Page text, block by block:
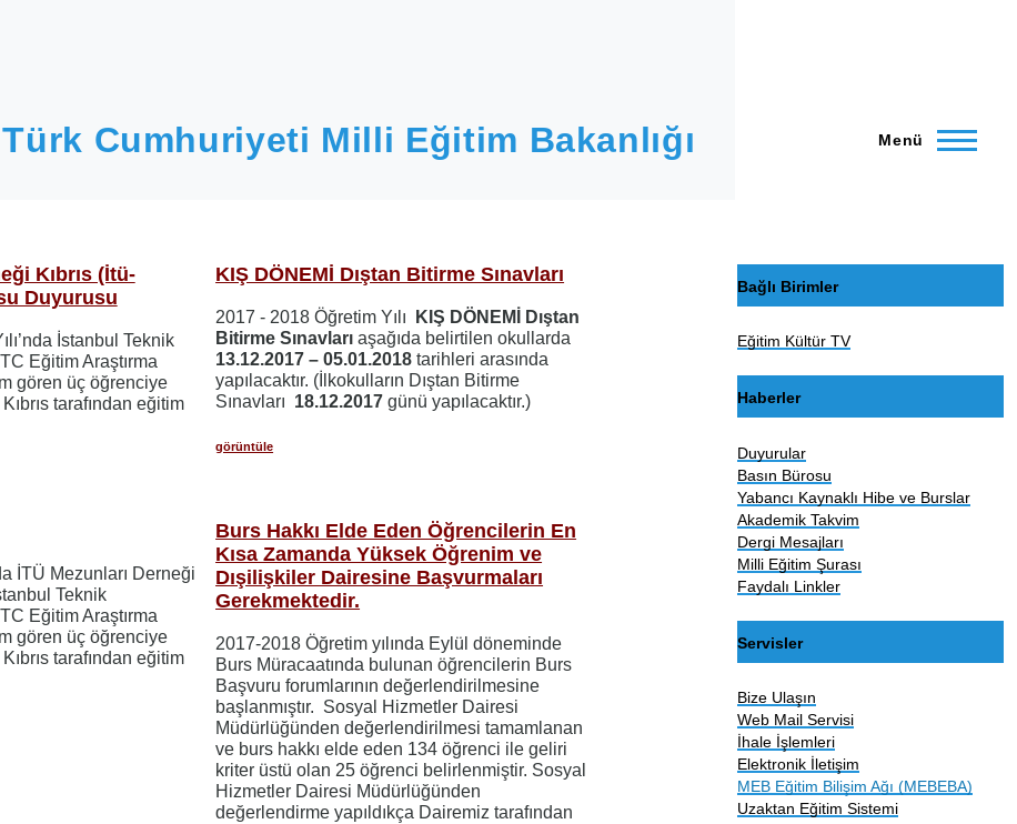
Türk Cumhuriyeti Milli Eğitim Bakanlığı Menü
Kıbrıs (İtü-
Duyurusu
İstanbul Teknik
Eğitim Araştırma
gören üç öğrenciye
tarafından eğitim
KIŞ DÖNEMİ Dıştan Bitirme Sınavları
2017 - 2018 Öğretim Yılı
KIŞ DÖNEMİ Dıştan
Bitirme Sınavları aşağıda belirtilen okullarda
13.12.2017 – 05.01.2018tarihleri arasında
yapılacaktır. (İlkokulların Dıştan Bitirme
Sınavları 18.12.2017günü yapılacaktır.)
görüntüle
İTÜ Mezunları Derneği
Teknik
Eğitim Araştırma
gören üç öğrenciye
tarafından eğitim
Burs Hakkı Elde Eden Öğrencilerin En
Kısa Zamanda Yüksek Öğrenim ve
Dışilişkiler Dairesine Başvurmaları
Gerekmektedir.
2017-2018 Öğretim yılında Eylül döneminde
Burs Müracaatında bulunan öğrencilerin Burs
Başvuru forumlarının değerlendirilmesine
başlanmıştır. Sosyal Hizmetler Dairesi
Müdürlüğünden değerlendirilmesi tamamlanan
ve burs hakkı elde eden 134 öğrenci ile geliri
kriter üstü olan 25 öğrenci belirlenmiştir. Sosyal
Hizmetler Dairesi Müdürlüğünden
değerlendirme yapıldıkça Dairemiz tarafından
Bağlı Birimler
Eğitim Kültür TV
Haberler
Duyurular
Basın Bürosu
Yabancı Kaynaklı Hibe ve Burslar
Akademik Takvim
Dergi Mesajları
Milli Eğitim Şurası
Faydalı Linkler
Servisler
Bize Ulaşın
Web Mail Servisi
İhale İşlemleri
Elektronik İletişim
MEB Eğitim Bilişim Ağı (MEBEBA)
Uzaktan Eğitim Sistemi